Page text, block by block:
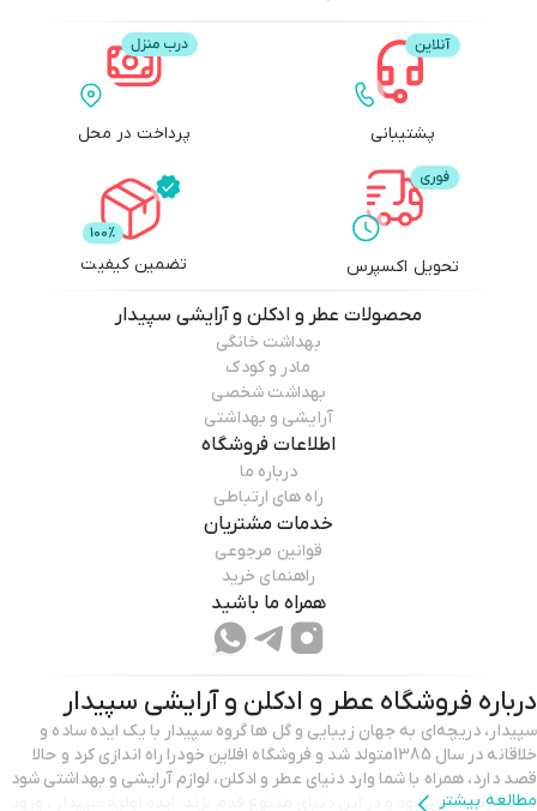
پشتیبانی پرداخت در محل
تحویل اکسپرس تضمین کیفیت
محصولات عطر و ادکلن و آرایشی سپیدار
بهداشت خانگی
مادر و کودک
بهداشت شخصی
آرایشی و بهداشتی
اطلاعات فروشگاه
درباره ما
راه های ارتباطی
خدمات مشتریان
قوانین مرجوعی
راهنمای خرید
همراه ما باشید
درباره فروشگاه عطر و ادکلن و آرایشی سپیدار
سپیدار، دریچه‌ای به جهان زیبایی و گل ها گروه سپیدار با یک ایده‌ ساده و
خلاقانه در سال 1385متولد شد و فروشگاه افلاین خودرا راه اندازی کرد و حالا
قصد دارد، همراه با شما وارد دنیای عطر و ادکلن، لوازم آرایشی و بهداشتی شود
مطالعه بیشتر